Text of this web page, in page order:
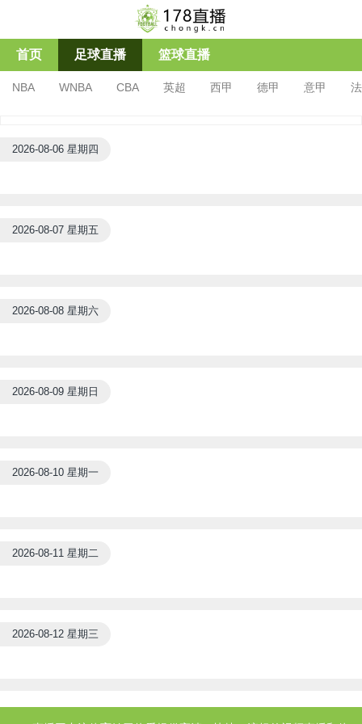
首页 足球直播 篮球直播
NBA WNBA CBA 英超 西甲 德甲 意甲
2026-08-06 星期四
2026-08-07 星期五
2026-08-08 星期六
2026-08-09 星期日
2026-08-10 星期一
2026-08-11 星期二
2026-08-12 星期三